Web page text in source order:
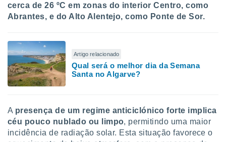
medir
dos
os
de
ou
e melhorar
dados
cerca de 26 ºC em zonas do interior Centro, como
Abrantes, e do Alto Alentejo, como Ponte de Sor.
Artigo relacionado
Qual será o melhor dia da Semana
Santa no Algarve?
A presença de um regime anticiclónico forte implica
céu pouco nublado ou limpo, permitindo uma maior
incidência de radiação solar. Esta situação favorece o